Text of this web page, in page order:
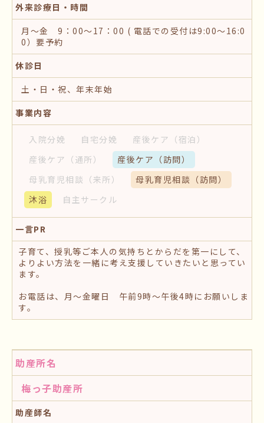
外来診療日・時間
月～金 9：00～17：00 ( 電話での受付は9:00～16:0
0）要予約
休診日
土・日・祝、年末年始
事業内容
入院分娩 自宅分娩 産後ケア （宿泊）
産後ケア （通所） 産後ケア （訪問）
母乳育児相談 （来所） 母乳育児相談 （訪問）
沐浴
自主サークル
一言PR
子育て、授乳等ご本人の気持ちとからだを第一にして、
よりよい方法を一緒に考え支援していきたいと思ってい
ます。
お電話は、月～金曜日 午前9時～午後4時にお願いしま
す。
助産所名
梅っ子助産所
助産師名